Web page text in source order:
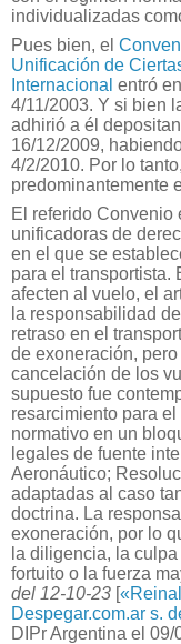
individualizadas
Pues bien, el
Unificación de
Internacional entró
4/11/2003. Y si bien
adhirió a él
16/12/2009,
4/2/2010. Por lo
predominantemente
El referido Convenio
unificadoras de
en el que se
para el transportista.
afecten al vuelo, el
la responsabilidad
retraso en el
de exoneración,
cancelación de los
supuesto fue
resarcimiento para
normativo en un
legales de fuente
Aeronáutico;
adaptadas al caso
doctrina. La
exoneración, por lo
la diligencia, la
fortuito o la fuerza
del 12-10-23 [
Despegar.com.ar s.
DIPr Argentina el 09/